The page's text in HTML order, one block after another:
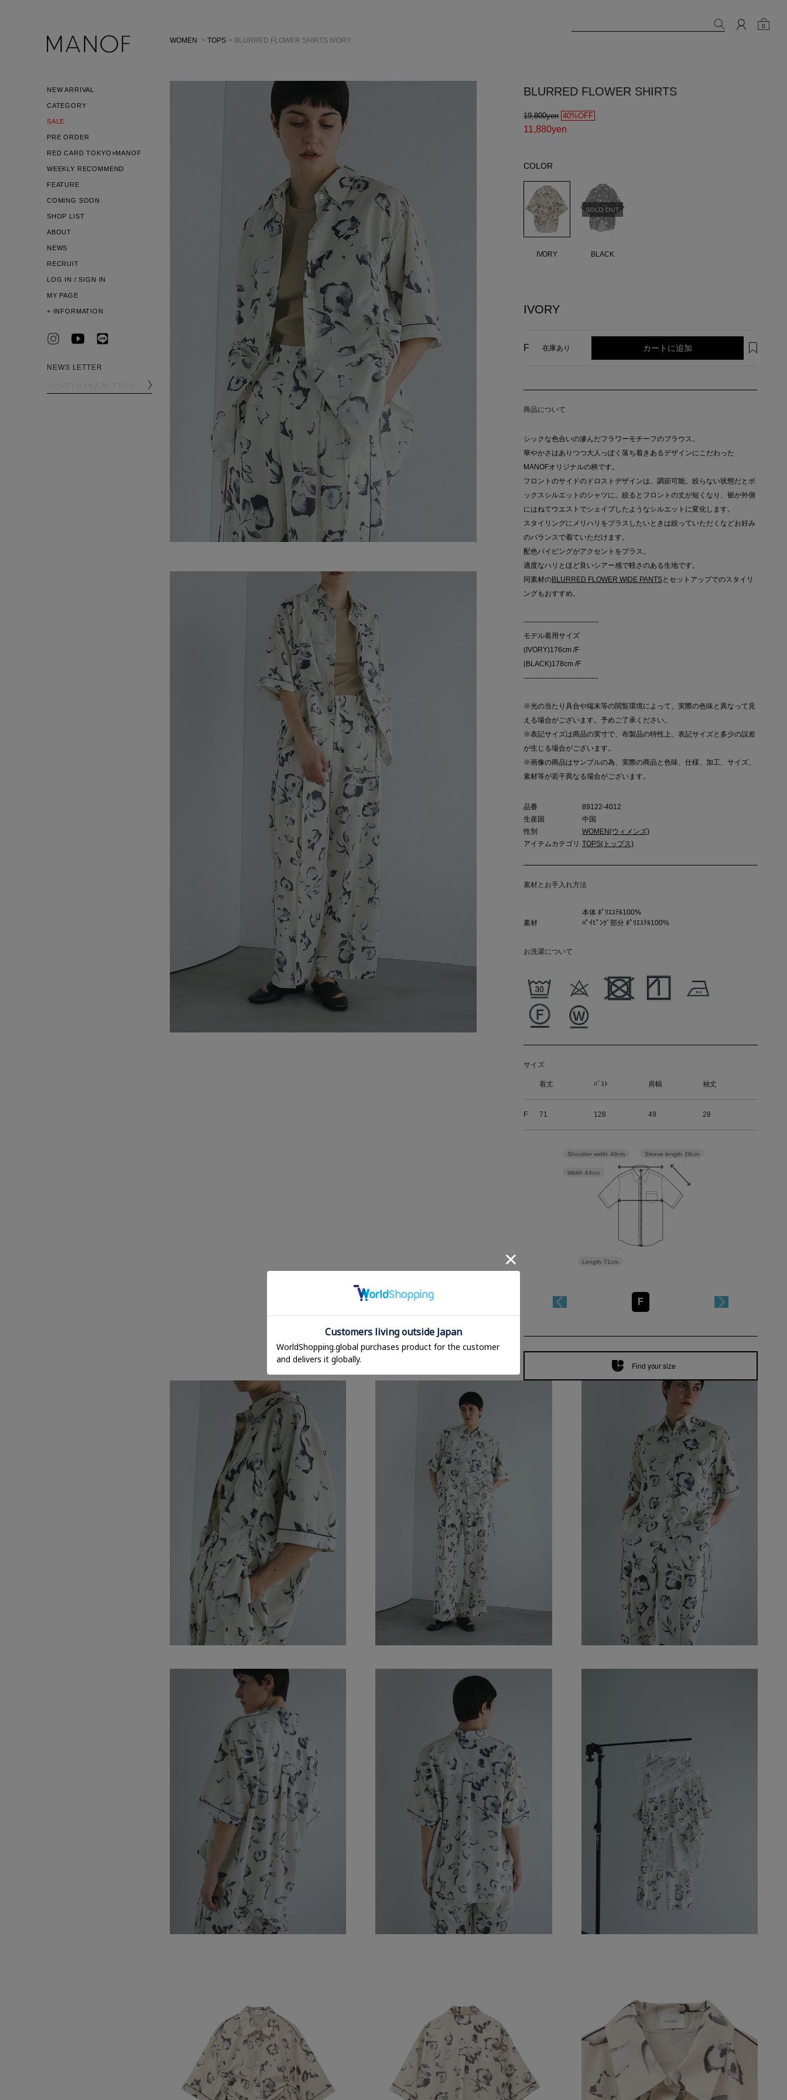
NEW ARRIVAL
CATEGORY
SALE
PRE ORDER
RED CARD TOKYO×MANOF
WEEKLY RECOMMEND
FEATURE
COMING SOON
SHOP LIST
ABOUT
NEWS
RECRUIT
LOG IN / SIGN IN
MY PAGE
+ INFORMATION
NEWS LETTER
0
WOMEN > TOPS > BLURRED FLOWER SHIRTS IVORY
BLURRED FLOWER SHIRTS
19,800yen 40%OFF
11,880yen
COLOR
IVORY BLACK
IVORY
F 在庫あり カートに追加
商品について
シックな色合いの滲んだフラワーモチーフのブラウス。
華やかさはありつつ大人っぽく落ち着きあるデザインにこだわった
MANOFオリジナルの柄です。
フロントのサイドのドロストデザインは、調節可能。絞らない状態だとボ
ックスシルエットのシャツに。絞るとフロントの丈が短くなり、裾が外側
にはねてウエストでシェイプしたようなシルエットに変化します。
スタイリングにメリハリをプラスしたいときは絞っていただくなどお好み
のバランスで着ていただけます。
配色パイピングがアクセントをプラス。
適度なハリとほど良いシアー感で軽さのある生地です。
同素材のBLURRED FLOWER WIDE PANTSとセットアップでのスタイリ
ングもおすすめ。
--------------------------------
モデル着用サイズ
(IVORY)176cm /F
(BLACK)178cm /F
--------------------------------
※光の当たり具合や端末等の閲覧環境によって、実際の色味と異なって見
える場合がございます。予めご了承ください。
※表記サイズは商品の実寸で、布製品の特性上、表記サイズと多少の誤差
が生じる場合がございます。
※画像の商品はサンプルの為、実際の商品と色味、仕様、加工、サイズ、
素材等が若干異なる場合がございます。
品番
89122-4012
生産国
中国
性別
WOMEN(ウィメンズ)
アイテムカテゴリ TOPS(トップス)
素材とお手入れ方法
素材
本体 ﾎﾟﾘｴｽﾃﾙ100%
ﾊﾟｲﾋﾟﾝｸﾞ部分 ﾎﾟﾘｴｽﾃﾙ100%
お洗濯について
サイズ
着丈 ﾊﾞｽﾄ 肩幅 袖丈
F 71 128 49 28
Sleeve length 28cm
Length 71cm
Width 64cm
Shoulder width 49cm
F
Find your size